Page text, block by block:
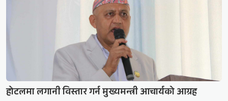
होटलमा लगानी विस्तार गर्न मुख्यमन्त्री आचार्यको आग्रह